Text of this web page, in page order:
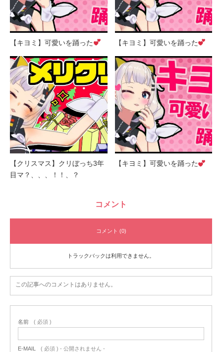
【キヨミ】可愛いを踊った 【キヨミ】可愛いを踊った
【クリスマス】クリぼっち3年
目マ？、、、！！、？
【キヨミ】可愛いを踊った
コメント
コメント (0)
トラックバックは利用できません。
この記事へのコメントはありません。
名前 ( 必須 )
E-MAIL ( 必須 ) - 公開されません -